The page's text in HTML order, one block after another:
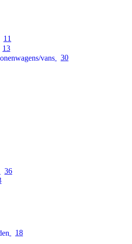
11
13
vans
30
36
18